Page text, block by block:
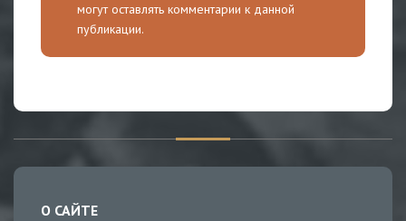
могут оставлять комментарии к данной
публикации.
О САЙТЕ